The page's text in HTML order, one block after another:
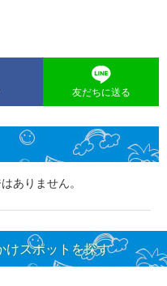
友だちに送る
ありません。
けスポットを探す